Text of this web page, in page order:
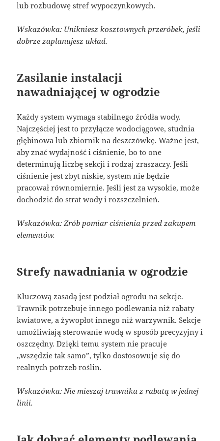
lub rozbudowę stref wypoczynkowych.
Wskazówka: Unikniesz kosztownych przeróbek, jeśli
dobrze zaplanujesz układ.
Zasilanie instalacji
nawadniającej w ogrodzie
Każdy system wymaga stabilnego źródła wody.
Najczęściej jest to przyłącze wodociągowe, studnia
głębinowa lub zbiornik na deszczówkę. Ważne jest,
aby znać wydajność i ciśnienie, bo to one
determinują liczbę sekcji i rodzaj zraszaczy. Jeśli
ciśnienie jest zbyt niskie, system nie będzie
pracował równomiernie. Jeśli jest za wysokie, może
dochodzić do strat wody i rozszczelnień.
Wskazówka: Zrób pomiar ciśnienia przed zakupem
elementów.
Strefy nawadniania w ogrodzie
Kluczową zasadą jest podział ogrodu na sekcje.
Trawnik potrzebuje innego podlewania niż rabaty
kwiatowe, a żywopłot innego niż warzywnik. Sekcje
umożliwiają sterowanie wodą w sposób precyzyjny i
oszczędny. Dzięki temu system nie pracuje
„wszędzie tak samo”, tylko dostosowuje się do
realnych potrzeb roślin.
Wskazówka: Nie mieszaj trawnika z rabatą w jednej
linii.